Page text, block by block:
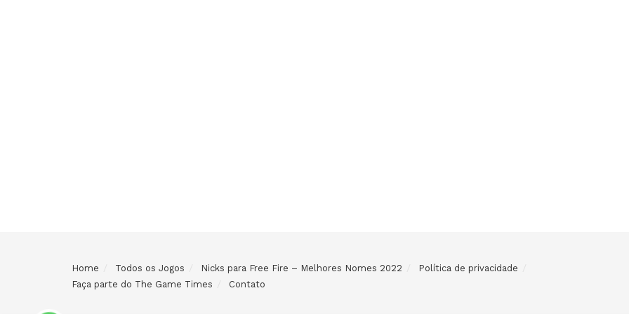
Home Todos os Jogos Nicks para Free Fire – Melhores Nomes 2022
Política de privacidade
Faça parte do The Game Times
Contato